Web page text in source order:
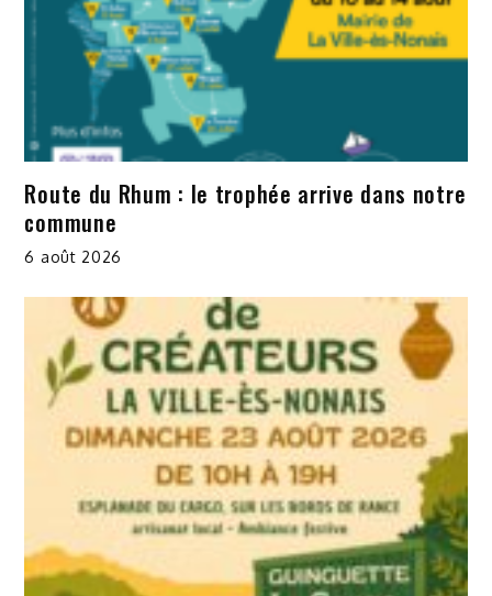
Route du Rhum : le trophée arrive dans notre
commune
6 août 2026